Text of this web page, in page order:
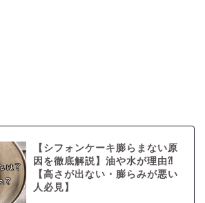
【シフォンケーキ膨らまない原
因を徹底解説】油や水が理由⁈
【高さが出ない・膨らみが悪い
人必見】